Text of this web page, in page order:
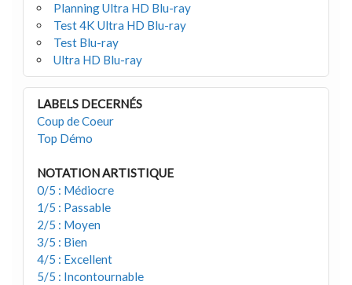
Planning Ultra HD Blu-ray
Test 4K Ultra HD Blu-ray
Test Blu-ray
Ultra HD Blu-ray
LABELS DECERNÉS
Coup de Coeur
Top Démo
NOTATION ARTISTIQUE
0/5 : Médiocre
1/5 : Passable
2/5 : Moyen
3/5 : Bien
4/5 : Excellent
5/5 : Incontournable